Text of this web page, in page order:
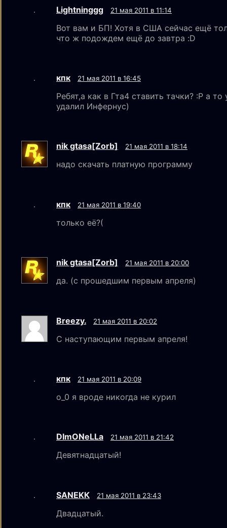
Lightninggg 21 мая 2011 в 11:14
Вот вам и БП! Хотя в США сейчас ещё
что ж подождем ещё до завтра :D
кпк 21 мая 2011 в 16:45
Ребят,а как в Гта4 ставить тачки? :Р а
удалил Инфернус)
nik gtаsа[Zorb] 21 мая 2011 в 18:14
надо скачать платную программу
кпк 21 мая 2011 в 19:40
только её?(
nik gtаsа[Zorb] 21 мая 2011 в 20:00
да. (с прошедшим первым апреля)
Breezy. 21 мая 2011 в 20:02
С наступающим первым апреля!
кпк 21 мая 2011 в 20:09
о_0 я вроде никогда не курил
DImONeLLa 21 мая 2011 в 21:42
Девятнадцатый!
SANEKК 21 мая 2011 в 23:43
Двадцатый.